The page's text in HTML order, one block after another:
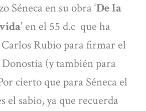
Séneca en su obra ‘De la
en el 55 d.c que ha
Rubio para firmar el
(y también para
cierto que para Séneca el
el sabio, ya que recuerda